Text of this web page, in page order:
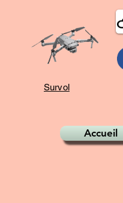
Survol
Accueil